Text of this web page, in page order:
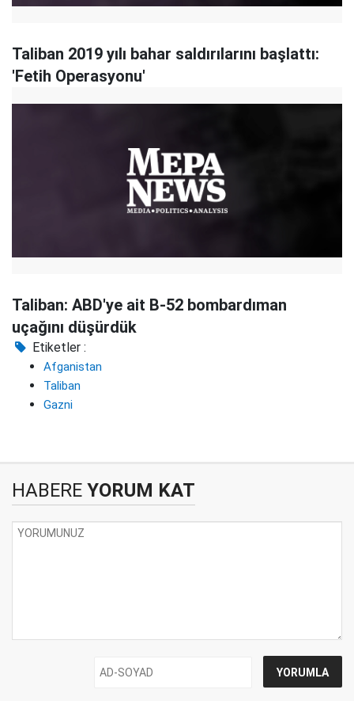
Taliban 2019 yılı bahar saldırılarını başlattı:
'Fetih Operasyonu'
Taliban: ABD'ye ait B-52 bombardıman
uçağını düşürdük
Etiketler :
Afganistan
Taliban
Gazni
HABERE YORUM KAT